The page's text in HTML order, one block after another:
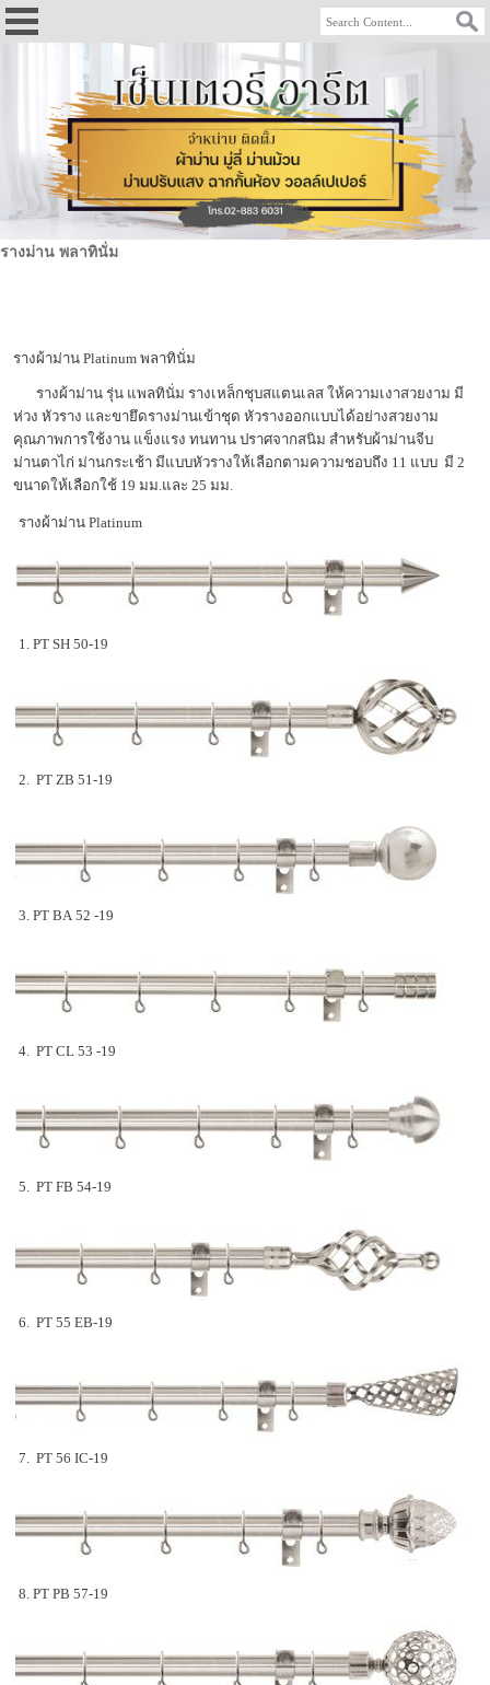
รางม่าน พลาทินั่ม
รางผ้าม่าน Platinum พลาทินั่ม
รางผ้าม่าน รุ่น แพลทินั่ม รางเหล็กชุบสแตนเลส ให้ความเงาสวยงาม มี
ห่วง หัวราง และขายึดรางม่านเข้าชุด หัวรางออกแบบได้อย่างสวยงาม
คุณภาพการใช้งาน แข็งแรง ทนทาน ปราศจากสนิม สำหรับผ้าม่านจีบ
ม่านตาไก่ ม่านกระเช้า มีแบบหัวรางให้เลือกตามความชอบถึง 11 แบบ มี 2
ขนาดให้เลือกใช้ 19 มม.และ 25 มม.
รางผ้าม่าน Platinum
1. PT SH 50-19
2. PT ZB 51-19
3. PT BA 52 -19
4. PT CL 53 -19
5. PT FB 54-19
6. PT 55 EB-19
7. PT 56 IC-19
8. PT PB 57-19